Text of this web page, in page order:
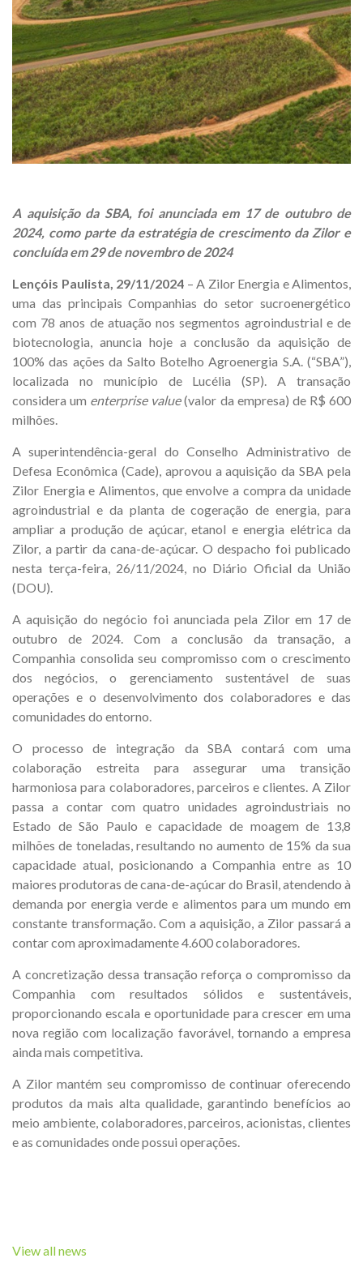
A aquisição da SBA, foi anunciada em 17 de outubro de
2024, como parte da estratégia de crescimento da Zilor e
concluída em 29 de novembro de 2024
Lençóis Paulista, 29/11/2024 – A Zilor Energia e Alimentos,
uma das principais Companhias do setor sucroenergético
com 78 anos de atuação nos segmentos agroindustrial e de
biotecnologia, anuncia hoje a conclusão da aquisição de
100% das ações da Salto Botelho Agroenergia S.A. (“SBA”),
localizada no município de Lucélia (SP). A transação
considera um enterprise value(valor da empresa) de R$ 600
milhões.
A superintendência-geral do Conselho Administrativo de
Defesa Econômica (Cade), aprovou a aquisição da SBA pela
Zilor Energia e Alimentos, que envolve a compra da unidade
agroindustrial e da planta de cogeração de energia, para
ampliar a produção de açúcar, etanol e energia elétrica da
Zilor, a partir da cana-de-açúcar. O despacho foi publicado
nesta terça-feira, 26/11/2024, no Diário Oficial da União
(DOU).
A aquisição do negócio foi anunciada pela Zilor em 17 de
outubro de 2024. Com a conclusão da transação, a
Companhia consolida seu compromisso com o crescimento
dos negócios, o gerenciamento sustentável de suas
operações e o desenvolvimento dos colaboradores e das
comunidades do entorno.
O processo de integração da SBA contará com uma
colaboração estreita para assegurar uma transição
harmoniosa para colaboradores, parceiros e clientes. A Zilor
passa a contar com quatro unidades agroindustriais no
Estado de São Paulo e capacidade de moagem de 13,8
milhões de toneladas, resultando no aumento de 15% da sua
capacidade atual, posicionando a Companhia entre as 10
maiores produtoras de cana-de-açúcar do Brasil, atendendo à
demanda por energia verde e alimentos para um mundo em
constante transformação. Com a aquisição, a Zilor passará a
contar com aproximadamente 4.600 colaboradores.
A concretização dessa transação reforça o compromisso da
Companhia com resultados sólidos e sustentáveis,
proporcionando escala e oportunidade para crescer em uma
nova região com localização favorável, tornando a empresa
ainda mais competitiva.
A Zilor mantém seu compromisso de continuar oferecendo
produtos da mais alta qualidade, garantindo benefícios ao
meio ambiente, colaboradores, parceiros, acionistas, clientes
e as comunidades onde possui operações.
View all news